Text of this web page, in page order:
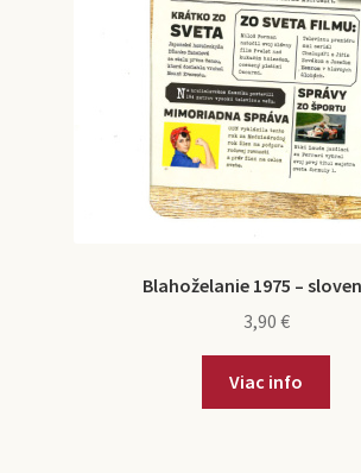
Blahoželanie 1975 –
3,90 €
Viac info